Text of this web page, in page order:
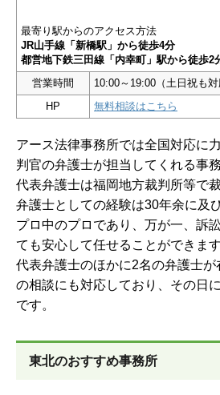
最寄り駅からのアクセス方法
JR山手線「新橋駅」から徒歩4分
都営地下鉄三田線「内幸町」駅から徒歩2
営業時間
10:00～19:00（土日祝も対
HP
無料相談はこちら
アース法律事務所では全国対応に
判官の弁護士が担当してくれる事務
代表弁護士は福岡地方裁判所等で
弁護士としての経験は30年余に及
プロ中のプロであり、万が一、訴
ても安心して任せることができます
代表弁護士のほかに2名の弁護士が
の相談にも対応しており、その日
です。
東北のおすすめ事務所